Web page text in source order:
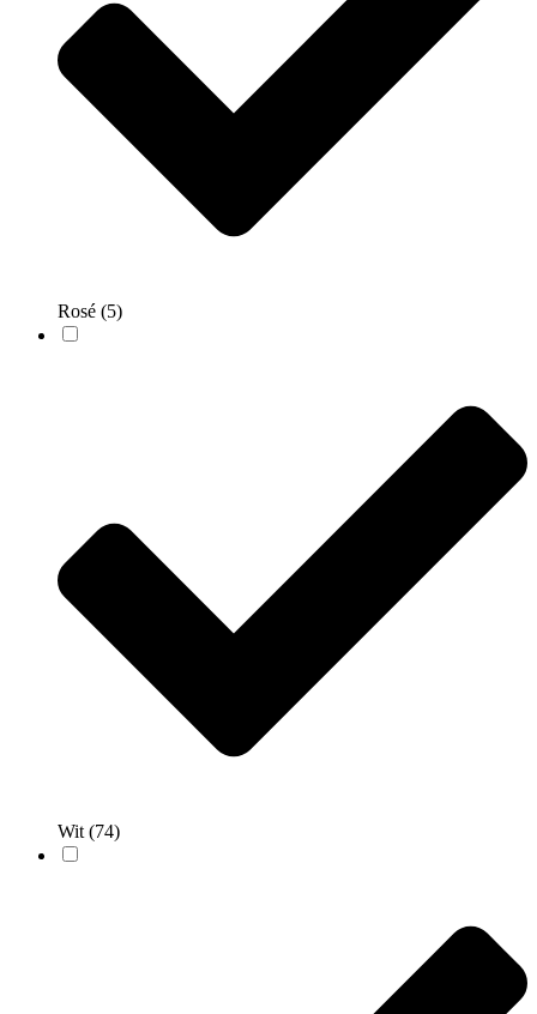
Rosé (5)
Wit (74)